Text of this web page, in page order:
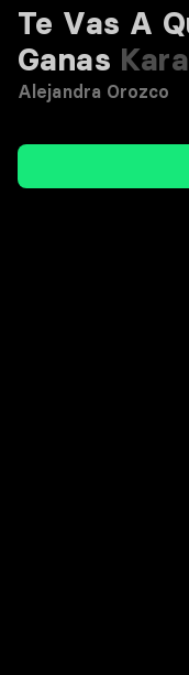
Te Vas A
Ganas
Alejandra Orozco